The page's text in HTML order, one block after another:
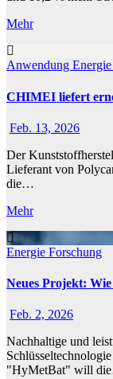
Mehr
Anwendung Energie
CHIMEI liefert
Feb. 13, 2026
Der
Lieferant von
die…
Mehr
Energie Forschung
Neues Projekt:
Feb. 2, 2026
Nachhaltige und
"HyMetBat" will